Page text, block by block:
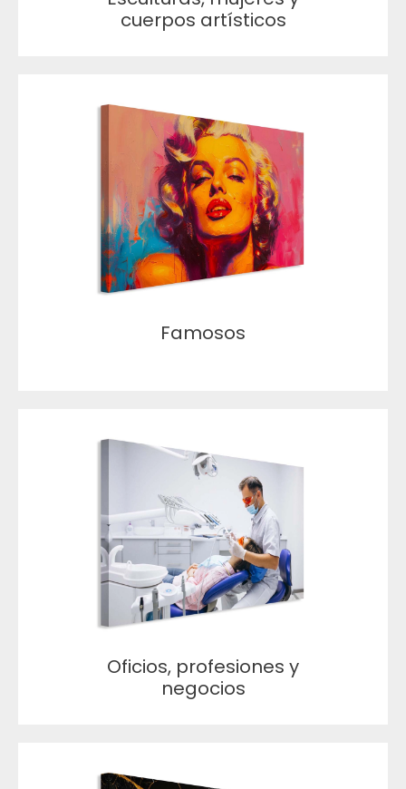
cuerpos artísticos
Famosos
Oficios, profesiones y
negocios